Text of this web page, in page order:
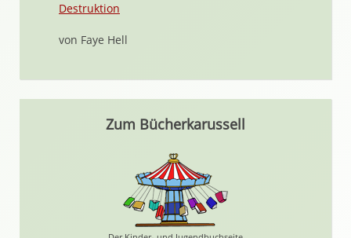
Destruktion
von Faye Hell
Zum Bücherkarussell